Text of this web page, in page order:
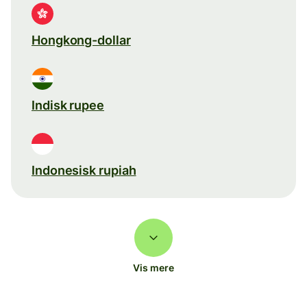
Hongkong-dollar
Indisk rupee
Indonesisk rupiah
Vis mere